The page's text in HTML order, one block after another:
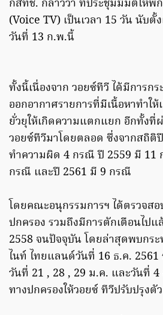
กสทช. กล่าวว่า ที่ประชุมมีมติให้พั
(Voice TV) เป็นเวลา 15 วัน นับตั้
วันที่ 13 ก.พ.นี้
ทั้งนี้เนื่องจาก วอยซ์ทีวี ได้มีการก
ออกอากาศรายการที่มีเนื้อหาทำใ
ยั่วยุให้เกิดความแตกแยก อีกทั้งที่
วอยซ์ทีวีมาโดยตลอด ซึ่งจากสถิติ
ทำความผิด 4 กรณี ปี 2559 มี 11
กรณี และปี 2561 มี 9 กรณี
โดยคณะอนุกรรมการฯ ได้ตรวจส
ปกครอง รวมถึงมีการตักเตือนไป
2558 จนปัจจุบัน โดยล่าสุดพบกร
ไนท์ ไทยแลนด์วันที่ 16 ธ.ค. 2561
วันที่ 21 , 28 , 29 ม.ค. และวันที่
ทางปกครองให้วอยซ์ ทีวีปรับปรุงตัว